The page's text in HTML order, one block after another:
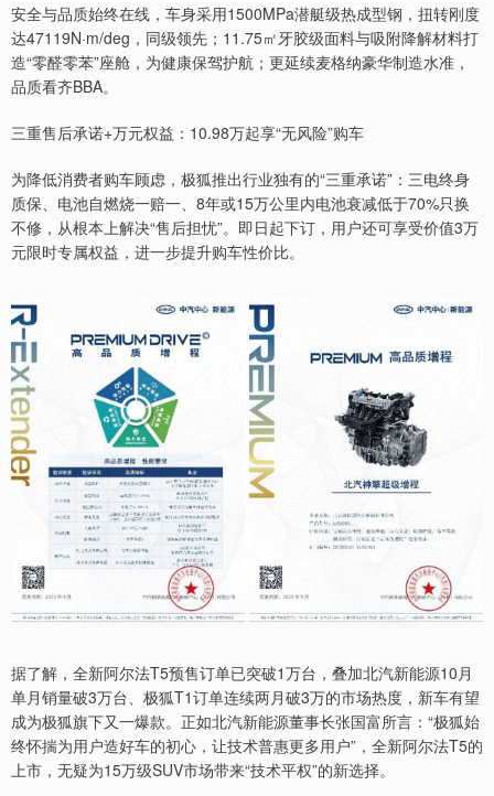
安全与品质始终在线，车身采用1500MPa潜艇级热成型钢，扭转刚度
达47119N·m/deg，同级领先；11.75㎡牙胶级面料与吸附降解材料打
造“零醛零苯”座舱，为健康保驾护航；更延续麦格纳豪华制造水准，
品质看齐BBA。
三重售后承诺+万元权益：10.98万起享“无风险”购车
为降低消费者购车顾虑，极狐推出行业独有的“三重承诺”：三电终身
质保、电池自燃烧一赔一、8年或15万公里内电池衰减低于70%只换
不修，从根本上解决“售后担忧”。即日起下订，用户还可享受价值3万
元限时专属权益，进一步提升购车性价比。
据了解，全新阿尔法T5预售订单已突破1万台，叠加北汽新能源10月
单月销量破3万台、极狐T1订单连续两月破3万的市场热度，新车有望
成为极狐旗下又一爆款。正如北汽新能源董事长张国富所言：“极狐始
终怀揣为用户造好车的初心，让技术普惠更多用户”，全新阿尔法T5的
上市，无疑为15万级SUV市场带来“技术平权”的新选择。